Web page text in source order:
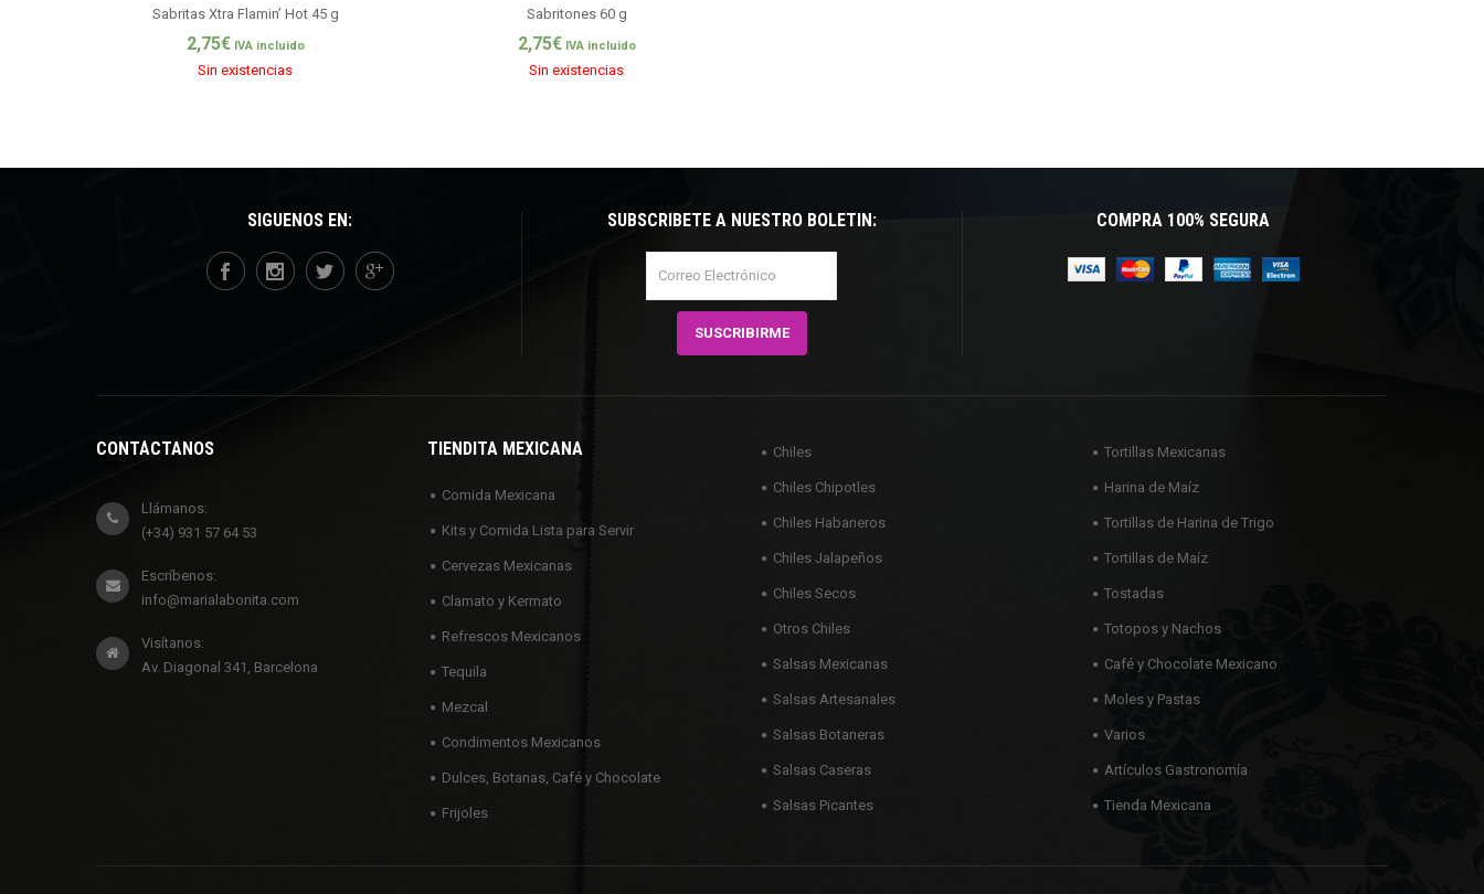
Sabritas Xtra Flamin’ Hot 45 g
2,75€ IVA incluido
Sin existencias
Sabritones 60 g
2,75€ IVA incluido
Sin existencias
SÍGUENOS EN: SUBSCRÍBETE A NUESTRO BOLETÍN: COMPRA 100% SEGURA
CONTÁCTANOS
Llámanos:
(+34) 931 57 64 53
Escríbenos:
info@marialabonita.com
Visítanos:
Av. Diagonal 341, Barcelona
TIENDITA MEXICANA
Comida Mexicana
Kits y Comida Lista para Servir
Cervezas Mexicanas
Clamato y Kermato
Refrescos Mexicanos
Tequila
Mezcal
Condimentos Mexicanos
Dulces, Botanas, Café y Chocolate
Frijoles
Chiles
Chiles Chipotles
Chiles Habaneros
Chiles Jalapeños
Chiles Secos
Otros Chiles
Salsas Mexicanas
Salsas Artesanales
Salsas Botaneras
Salsas Caseras
Salsas Picantes
Tortillas Mexicanas
Harina de Maíz
Tortillas de Harina de Trigo
Tortillas de Maíz
Tostadas
Totopos y Nachos
Café y Chocolate Mexicano
Moles y Pastas
Varios
Artículos Gastronomía
Tienda Mexicana